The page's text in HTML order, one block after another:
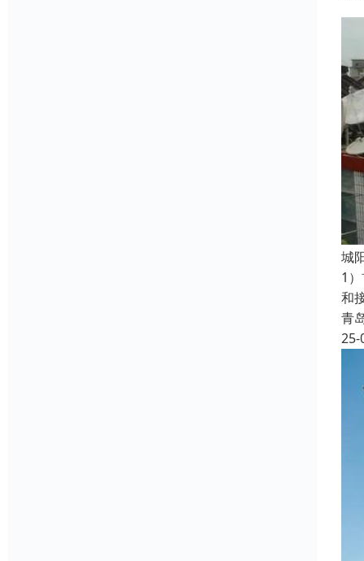
城
1
和
青
25-